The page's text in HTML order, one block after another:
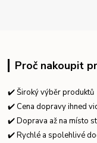
Proč nakoupit
✔️ Široký výběr produktů
✔️ Cena dopravy ihned
✔️ Doprava až na místo
✔️ Rychlé a spolehlivé